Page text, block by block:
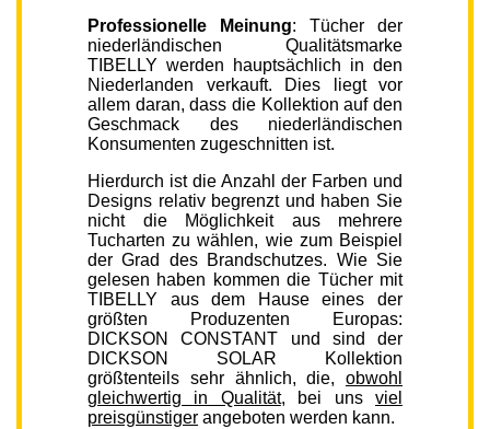
Professionelle Meinung: Tücher der
niederländischen Qualitätsmarke
TIBELLY werden hauptsächlich in den
Niederlanden verkauft. Dies liegt vor
allem daran, dass die Kollektion auf den
Geschmack des niederländischen
Konsumenten zugeschnitten ist.
Hierdurch ist die Anzahl der Farben und
Designs relativ begrenzt und haben Sie
nicht die Möglichkeit aus mehrere
Tucharten zu wählen, wie zum Beispiel
der Grad des Brandschutzes. Wie Sie
gelesen haben kommen die Tücher mit
TIBELLY aus dem Hause eines der
größten Produzenten Europas:
DICKSON CONSTANT und sind der
DICKSON SOLAR Kollektion
größtenteils sehr ähnlich, die, obwohl
gleichwertig in Qualität, bei unsviel
preisgünstiger angeboten werden kann.